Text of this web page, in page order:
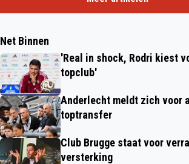
Net Binnen
'Real in shock, Rodri kiest
topclub'
Anderlecht meldt zich voor
toptransfer
Club Brugge staat voor
versterking